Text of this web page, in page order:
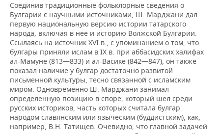
Соединив традиционные фольклорные сведения о
Булгарии с научными источниками, Ш. Марджани дал
первую национальную версию истории татарского
народа, включая в нее и историю Волжской Булгарии.
Ссылаясь на источник XVI в., с упоминанием о том, что
булгары приняли ислам в IX в. при аббасидских халифах
ал-Мамуне (813—833) и ал-Васике (842—847), он также
показал наличие у булгар достаточно развитой
письменной культуры, тесно связанной с исламским
миром. Одновременно Ш. Марджани занимал
определенную позицию в споре, который шел среди
русских историков, часть которых считала булгар
народом славянским или языческим (буддистским), как,
например, В.Н. Татищев. Очевидно, что главной задачей